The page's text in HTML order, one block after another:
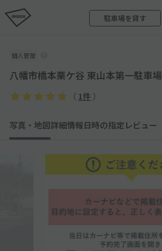
駐車場を貸す
個人管理
八幡市橋本栗ケ谷 東山本第一駐車場
（ 1件 ）
写真・地図詳細情報日時の指定 レビュー